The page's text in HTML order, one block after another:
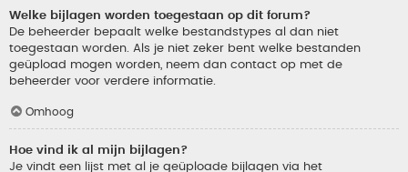
Welke bijlagen worden toegestaan op dit forum?
De beheerder bepaalt welke bestandstypes al dan niet
toegestaan worden. Als je niet zeker bent welke bestanden
geüpload mogen worden, neem dan contact op met de
beheerder voor verdere informatie.
Omhoog
Hoe vind ik al mijn bijlagen?
Je vindt een lijst met al je geüploade bijlagen via het